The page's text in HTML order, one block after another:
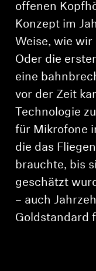
offenen
Konzept im
Weise, wie
Oder die
eine
vor der Zeit
Technologie
für Mikrofone
die das
brauchte, bis
geschätzt
– auch
Goldstandard